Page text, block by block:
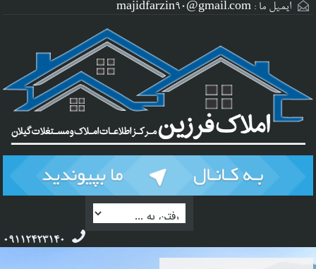
ایمیل ما : majidfarzin90@gmail.com
09112423140